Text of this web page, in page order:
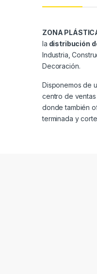
ZONA
la distribución
Industria,
Decoración.
Disponemos de
centro de
donde también
terminada y